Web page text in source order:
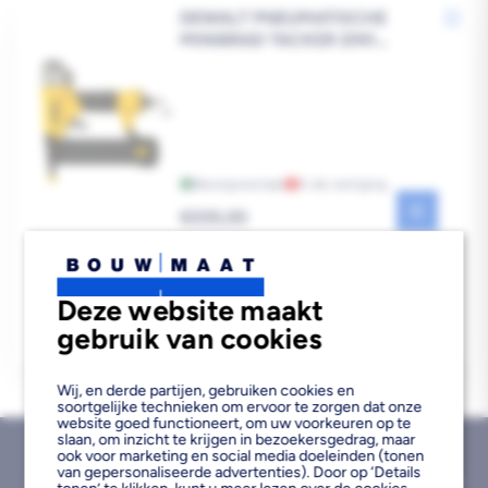
Deze website maakt
gebruik van cookies
Wij, en derde partijen, gebruiken cookies en
soortgelijke technieken om ervoor te zorgen dat onze
website goed functioneert, om uw voorkeuren op te
slaan, om inzicht te krijgen in bezoekersgedrag, maar
ook voor marketing en social media doeleinden (tonen
van gepersonaliseerde advertenties). Door op ‘Details
DEWALT PNEUMATISCHE
MINIBRAD TACKER 2IN1
Reguliere
Bezorgd binnen 1 Gratis afhalen binnen Geen retourtermijn